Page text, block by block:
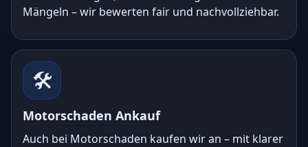
Mängeln – wir bewerten fair und nachvollziehbar.
🛠️
Motorschaden Ankauf
Auch bei Motorschaden kaufen wir an – mit klarer